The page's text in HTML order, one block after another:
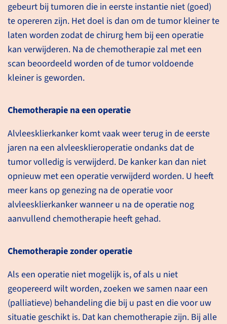
gebeurt bij tumoren die in eerste instantie niet (goed)
te opereren zijn. Het doel is dan om de tumor kleiner te
laten worden zodat de chirurg hem bij een operatie
kan verwijderen. Na de chemotherapie zal met een
scan beoordeeld worden of de tumor voldoende
kleiner is geworden.
Chemotherapie na een operatie
Alvleesklierkanker komt vaak weer terug in de eerste
jaren na een alvleesklieroperatie ondanks dat de
tumor volledig is verwijderd. De kanker kan dan niet
opnieuw met een operatie verwijderd worden. U heeft
meer kans op genezing na de operatie voor
alvleesklierkanker wanneer u na de operatie nog
aanvullend chemotherapie heeft gehad.
Chemotherapie zonder operatie
Als een operatie niet mogelijk is, of als u niet
geopereerd wilt worden, zoeken we samen naar een
(palliatieve) behandeling die bij u past en die voor uw
situatie geschikt is. Dat kan chemotherapie zijn. Bij alle
Alvleesklierkanker met
uitzaaiingen
U heeft een tumor in de
uitzaaiingen. Een operatie
gericht op genezing is niet
mogelijk. Wel kunt u kiezen
voor een behandeling met
chemotherapie om langer te
blijven leven in een zo goed
mogelijke conditie.
Uw onderzoeken en
behandelingen